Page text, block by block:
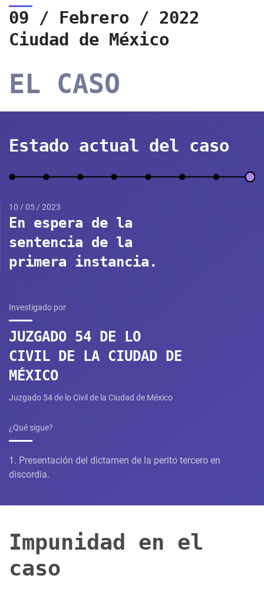
09 / Febrero / 2022
Ciudad de México
EL CASO
Estado actual del caso
10 / 05 / 2023
En espera de la
sentencia de la
primera instancia.
Investigado por
JUZGADO 54 DE LO
CIVIL DE LA CIUDAD DE
MÉXICO
Juzgado 54 de lo Civil de la Ciudad de México​
¿Qué sigue?
1. Presentación del dictamen de la perito tercero en
discordia.
Impunidad en el
caso